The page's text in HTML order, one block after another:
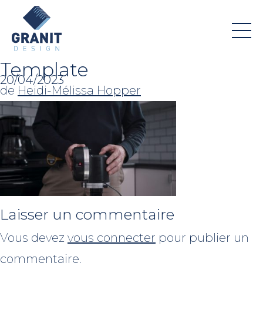
Template
20/04/2023
de Heidi-Mélissa Hopper
Laisser un commentaire
Vous devez vous connecter pour publier un
commentaire.